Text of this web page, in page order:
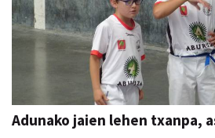
Adunako jaien lehen txanpa,